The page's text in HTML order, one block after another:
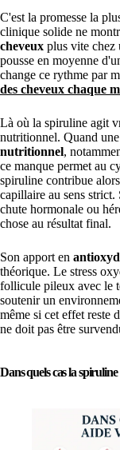
C'est la promesse la
clinique solide ne
cheveux plus vite chez
pousse en moyenne
change ce rythme par
des cheveux chaque
Là où la spiruline agit
nutritionnel. Quand
nutritionnel,
ce manque permet au
spiruline contribue
capillaire au sens
chute hormonale ou
chose au résultat final.
Son apport en
théorique. Le stress
follicule pileux avec le
soutenir un
même si cet effet reste
ne doit pas être
Dans quels cas la